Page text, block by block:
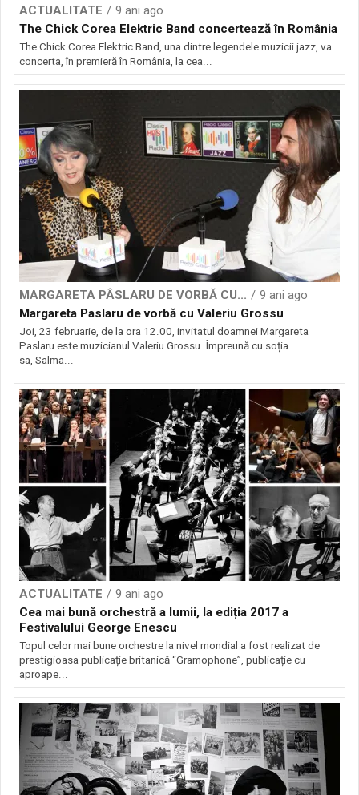
ACTUALITATE
9 ani ago
The Chick Corea Elektric Band concertează în România
The Chick Corea Elektric Band, una dintre legendele muzicii jazz, va
concerta, în premieră în România, la cea...
MARGARETA PÂSLARU DE VORBĂ CU...
9 ani ago
Margareta Paslaru de vorbă cu Valeriu Grossu
Joi, 23 februarie, de la ora 12.00, invitatul doamnei Margareta
Paslaru este muzicianul Valeriu Grossu. Împreună cu soția
sa, Salma...
ACTUALITATE
9 ani ago
Cea mai bună orchestră a lumii, la ediția 2017 a
Festivalului George Enescu
Topul celor mai bune orchestre la nivel mondial a fost realizat de
prestigioasa publicație britanică “Gramophone”, publicație cu
aproape...